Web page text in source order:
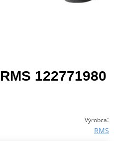
122771980
Výrobca:
RMS